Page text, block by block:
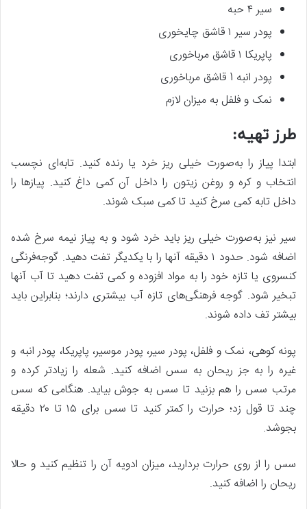
سیر ۴ حبه
پودر سیر ۱ قاشق چایخوری
پاپریکا ۱ قاشق مرباخوری
پودر انبه 1 قاشق مرباخوری
نمک و فلفل به میزان لازم
طرز تهیه:
ابتدا پیاز را به‌صورت خیلی ریز خرد یا رنده کنید. تابه‌ای نچسب
انتخاب و کره و روغن زیتون را داخل آن کمی داغ کنید. پیازها را
داخل تابه کمی سرخ کنید تا کمی سبک شوند.
سیر نیز به‌صورت خیلی ریز باید خرد شود و به پیاز نیمه سرخ شده
اضافه شود. حدود ۱ دقیقه آنها را با یکدیگر تفت دهید. گوجه‌فرنگی
کنسروی یا تازه خود را به مواد افزوده و کمی تفت دهید تا آب آنها
تبخیر شود. گوجه فرهنگی‌های تازه آب بیشتری دارند؛ بنابراین باید
بیشتر تف داده شوند.
پونه کوهی، نمک و فلفل، پودر سیر، پودر موسیر، پاپریکا، پودر انبه و
غیره را به جز ریحان به سس اضافه کنید. شعله را زیادتر کرده و
مرتب سس را هم بزنید تا سس به جوش بیاید. هنگامی که سس
چند تا قول زد؛ حرارت را کمتر کنید تا سس برای ۱۵ تا ۲۰ دقیقه
بجوشد.
سس را از روی حرارت بردارید، میزان ادویه آن را تنظیم کنید و حالا
ریحان را اضافه کنید.